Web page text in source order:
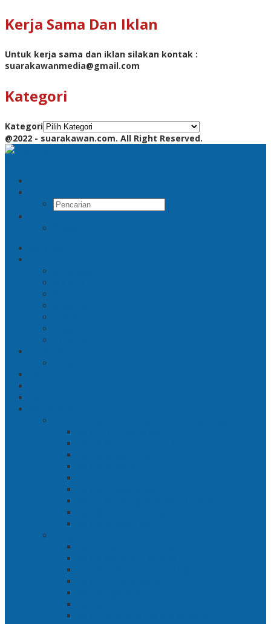
Kerja Sama Dan Iklan
Untuk kerja sama dan iklan silakan kontak :
suarakawanmedia@gmail.com
Kategori
Kategori
@2022 - suarakawan.com. All Right Reserved.